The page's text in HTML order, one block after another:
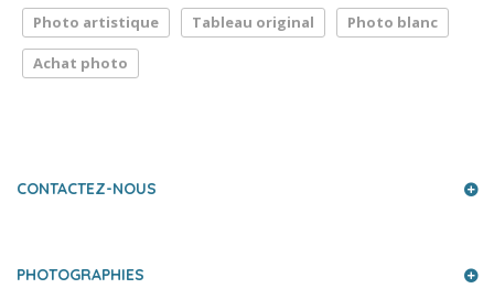
Photo artistique Tableau original Photo blanc
Achat photo
CONTACTEZ-NOUS
PHOTOGRAPHIES